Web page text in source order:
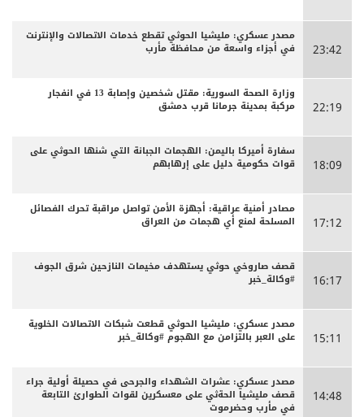
23:42
مصدر عسكري: مليشيا الحوثي تقطع خدمات الاتصالات والإنترنت
في أجزاء واسعة من محافظة مأرب
22:19
وزارة الصحة السورية: مقتل شخصين وإصابة 13 في انفجار
مركبة بمدينة جرمانا قرب دمشق
18:09
سفارة أميركا باليمن: الهجمات الجبانة التي شنها الحوثي على
قوات حكومية دليل على إرهابهم
17:12
مصادر أمنية عراقية: أجهزة الأمن تواصل مراقبة تحرك الفصائل
المسلحة لمنع أي هجمات من العراق
16:17
قصف صاروخي حوثي يستهدف مخيمات النازحين شرق الجوف
#وكالة_خبر
15:11
مصدر عسكري: مليشيا الحوثي قطعت شبكات الاتصالات الخلوية
على العبر بالتزامن مع الهجوم #وكالة_خبر
14:48
مصدر عسكري: عشرات الشهداء والجرحى ‏في حصيلة أولية جراء
قصف مليشيا الحةثي على معسكرين لقوات الطوارئ التابعة
في مأرب وحضرموت